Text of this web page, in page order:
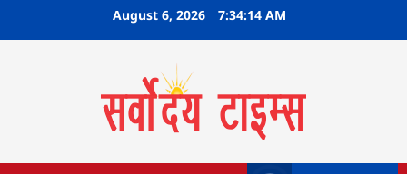
August 6, 2026 7:34:15 AM